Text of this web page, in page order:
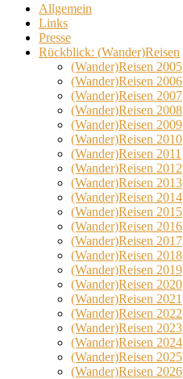
Allgemein
Links
Presse
Rückblick: (Wander)Reisen
(Wander)Reisen 2005
(Wander)Reisen 2006
(Wander)Reisen 2007
(Wander)Reisen 2008
(Wander)Reisen 2009
(Wander)Reisen 2010
(Wander)Reisen 2011
(Wander)Reisen 2012
(Wander)Reisen 2013
(Wander)Reisen 2014
(Wander)Reisen 2015
(Wander)Reisen 2016
(Wander)Reisen 2017
(Wander)Reisen 2018
(Wander)Reisen 2019
(Wander)Reisen 2020
(Wander)Reisen 2021
(Wander)Reisen 2022
(Wander)Reisen 2023
(Wander)Reisen 2024
(Wander)Reisen 2025
(Wander)Reisen 2026